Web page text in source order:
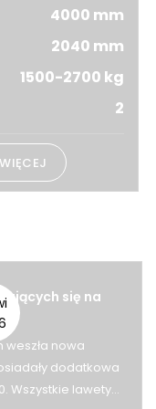
4000 mm
2040 mm
1500-2700 kg
2
się na
weszła nowa
dodatkowa
Wszystkie lawety